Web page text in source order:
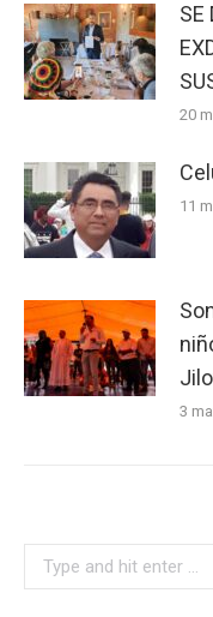
SE
20
11
3